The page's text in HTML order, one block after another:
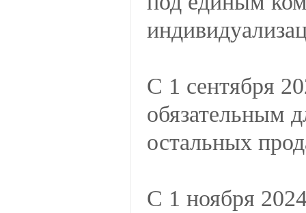
С 1 сентября
обязательным
остальных
С 1 ноября